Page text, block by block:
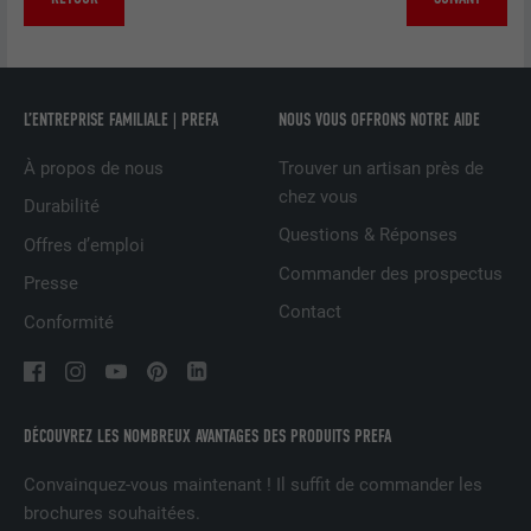
DÉCOUVREZ LES NOMBREUX AVANTAGES DES PRODUITS PREFA
Convainquez-vous maintenant ! Il suffit de commander les
brochures souhaitées.
L’ENTREPRISE FAMILIALE | PREFA
À propos de nous
Durabilité
Offres d’emploi
Presse
Conformité
NOUS VOUS OFFRONS NOTRE AIDE
Trouver un artisan près de
chez vous
Questions & Réponses
Commander des prospectus
Contact
UTILITÉ
autorise l'utilisation de cookies. Ne
contient aucun élément d'identification.
Utilisé par LinkedIn lorsqu'un site
nous » intégrée.
NOM
FOURNISSEUR LinkedIn
EXPIRATION 2 ans
UTILITÉ
Utilisé par le service de réseau social
LinkedIn pour suivre l'utilisation de